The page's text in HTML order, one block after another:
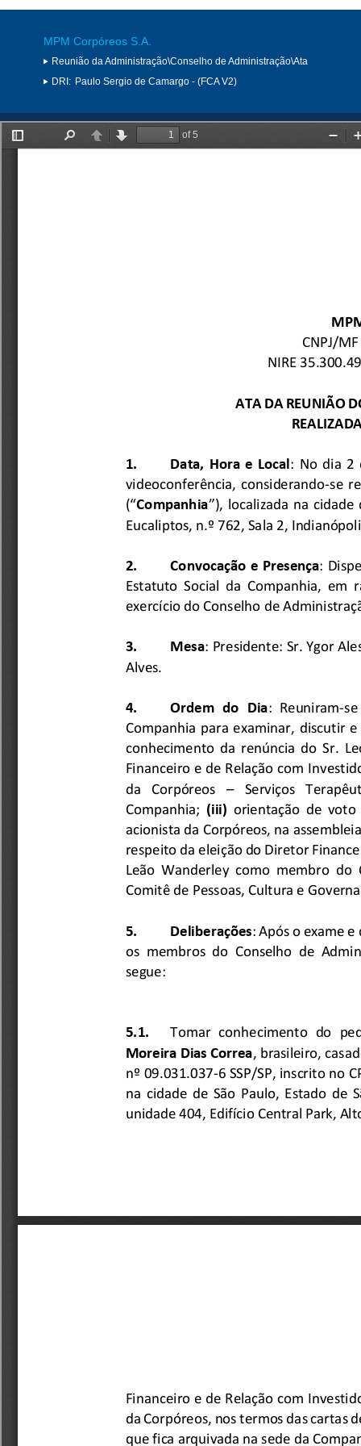
MPM Corpóreos S.A.
Reunião da Administração\Conselho de Administração\Ata
DRI: Paulo Sergio de Camargo - (FCA V2)